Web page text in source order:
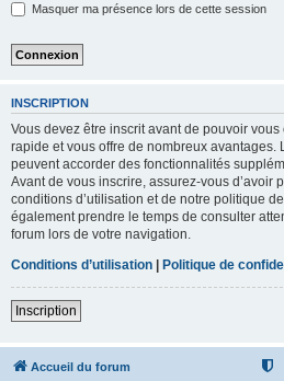
Masquer ma présence lors de cette session
INSCRIPTION
Vous devez être inscrit avant de pouvoir vous
rapide et vous offre de nombreux avantages.
peuvent accorder des fonctionnalités
Avant de vous inscrire, assurez-vous d’avoir
conditions d’utilisation et de notre politique
également prendre le temps de consulter
forum lors de votre navigation.
Conditions d’utilisation | Politique de
Inscription
Accueil du forum